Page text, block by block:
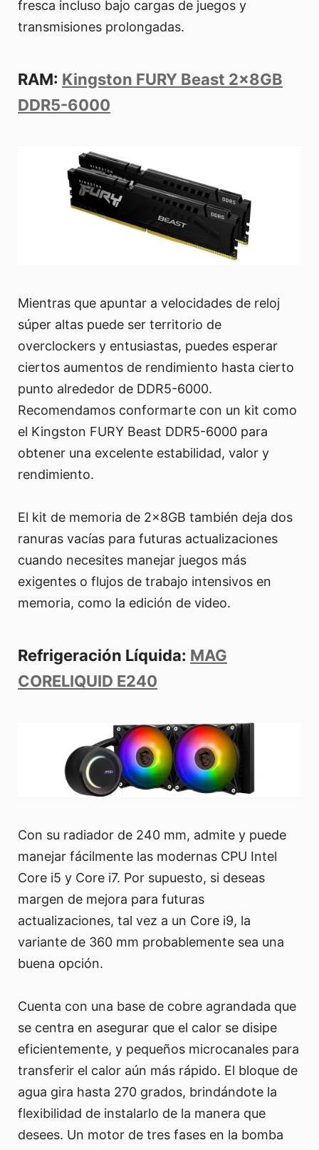
fresca incluso bajo cargas de juegos y
transmisiones prolongadas.
RAM: Kingston FURY Beast 2x8GB
DDR5-6000
Mientras que apuntar a velocidades de reloj
súper altas puede ser territorio de
overclockers y entusiastas, puedes esperar
ciertos aumentos de rendimiento hasta cierto
punto alrededor de DDR5-6000.
Recomendamos conformarte con un kit como
el Kingston FURY Beast DDR5-6000 para
obtener una excelente estabilidad, valor y
rendimiento.
El kit de memoria de 2x8GB también deja dos
ranuras vacías para futuras actualizaciones
cuando necesites manejar juegos más
exigentes o flujos de trabajo intensivos en
memoria, como la edición de video.
Refrigeración Líquida: MAG
CORELIQUID E240
Con su radiador de 240 mm, admite y puede
manejar fácilmente las modernas CPU Intel
Core i5 y Core i7. Por supuesto, si deseas
margen de mejora para futuras
actualizaciones, tal vez a un Core i9, la
variante de 360 mm probablemente sea una
buena opción.
Cuenta con una base de cobre agrandada que
se centra en asegurar que el calor se disipe
eficientemente, y pequeños microcanales para
transferir el calor aún más rápido. El bloque de
agua gira hasta 270 grados, brindándote la
flexibilidad de instalarlo de la manera que
desees. Un motor de tres fases en la bomba